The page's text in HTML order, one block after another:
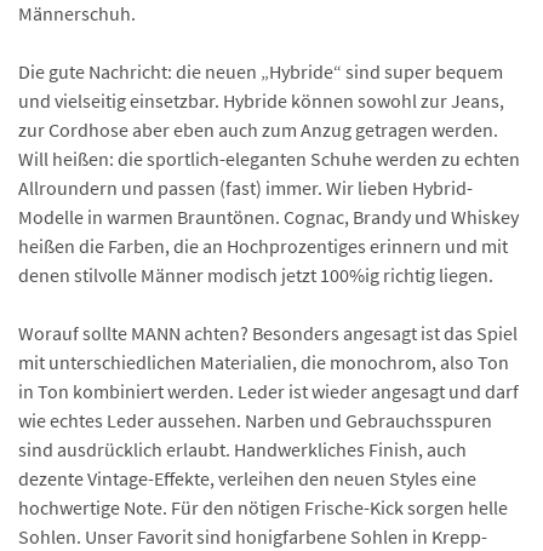
Männerschuh.
Die gute Nachricht: die neuen „Hybride“ sind super bequem
und vielseitig einsetzbar. Hybride können sowohl zur Jeans,
zur Cordhose aber eben auch zum Anzug getragen werden.
Will heißen: die sportlich-eleganten Schuhe werden zu echten
Allroundern und passen (fast) immer. Wir lieben Hybrid-
Modelle in warmen Brauntönen. Cognac, Brandy und Whiskey
heißen die Farben, die an Hochprozentiges erinnern und mit
denen stilvolle Männer modisch jetzt 100%ig richtig liegen.
Worauf sollte MANN achten? Besonders angesagt ist das Spiel
mit unterschiedlichen Materialien, die monochrom, also Ton
in Ton kombiniert werden. Leder ist wieder angesagt und darf
wie echtes Leder aussehen. Narben und Gebrauchsspuren
sind ausdrücklich erlaubt. Handwerkliches Finish, auch
dezente Vintage-Effekte, verleihen den neuen Styles eine
hochwertige Note. Für den nötigen Frische-Kick sorgen helle
Sohlen. Unser Favorit sind honigfarbene Sohlen in Krepp-